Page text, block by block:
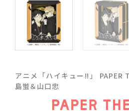
アニメ「ハイキュー!!」 PAPER
島蛍＆山口忠